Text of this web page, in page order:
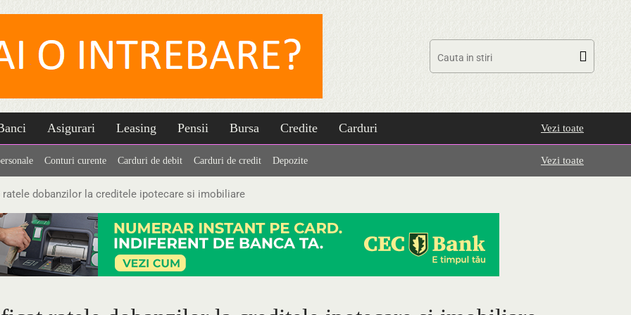
Asigurari Leasing Pensii Bursa Credite Carduri Vezi toate
Conturi curente Carduri de debit Carduri de credit Depozite Vezi toate
dobanzilor la creditele ipotecare si imobiliare